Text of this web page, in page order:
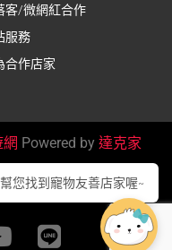
客/微網紅合作
服務
合作店家
Powered by 達克家
您找到寵物友善店家喔~